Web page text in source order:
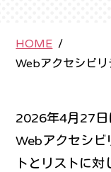
HOME /
Webアクセシビ
2026年4月27日
Webアクセシビ
トとリストに対